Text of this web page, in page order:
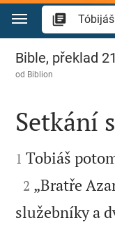
Přejít na obsah
Tóbijáš 9
Bible, překlad
od Biblion

Setkání

1 Tobiáš

2 „Bratře
služebníky a